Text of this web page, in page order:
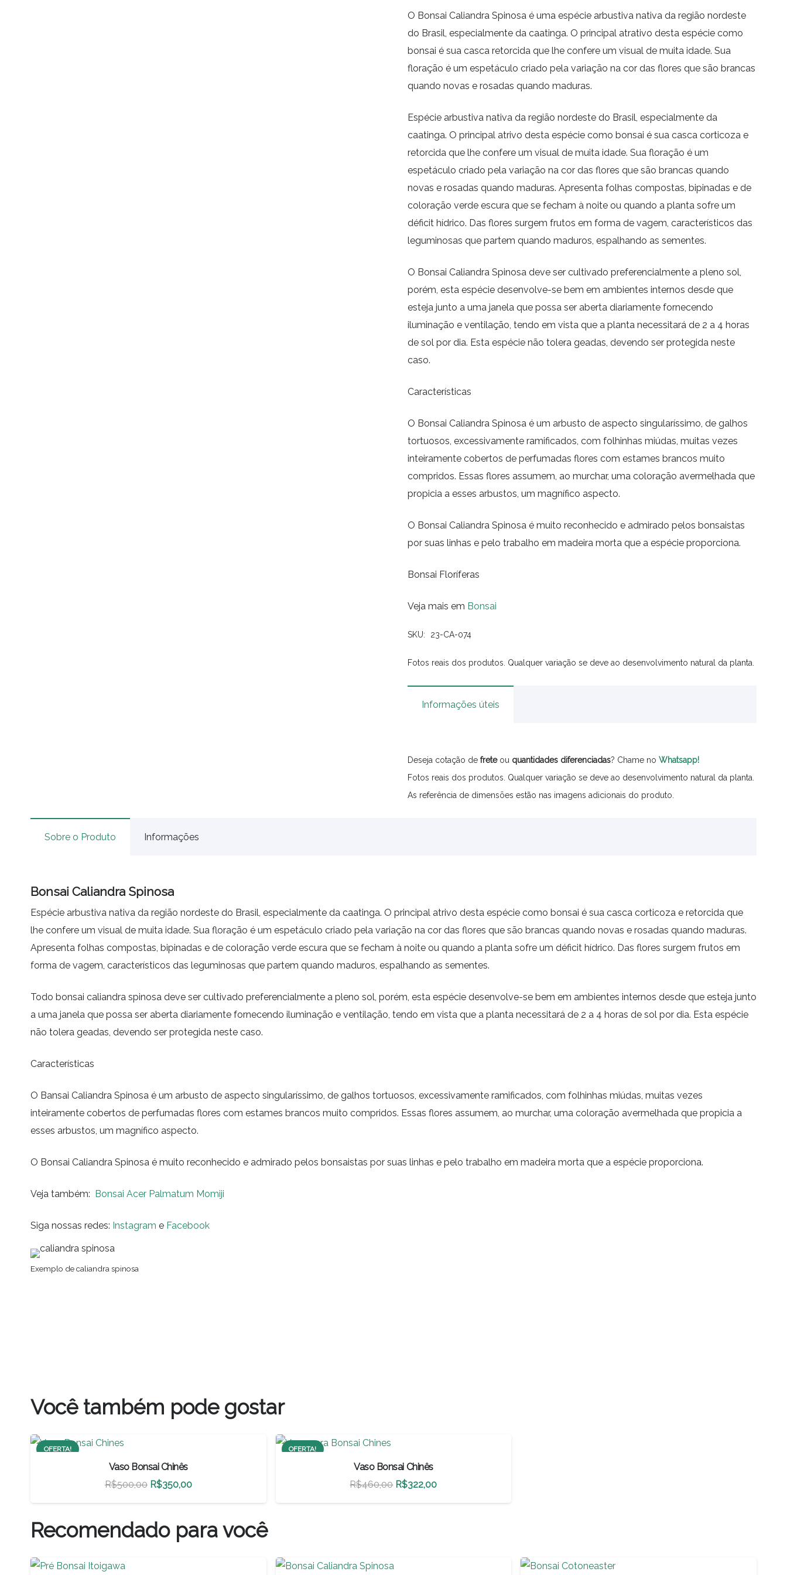
O Bonsai Caliandra Spinosa é uma espécie arbustiva nativa da região nordeste
do Brasil, especialmente da caatinga. O principal atrativo desta espécie como
bonsai é sua casca retorcida que lhe confere um visual de muita idade. Sua
floração é um espetáculo criado pela variação na cor das flores que são brancas
quando novas e rosadas quando maduras.
Espécie arbustiva nativa da região nordeste do Brasil, especialmente da
caatinga. O principal atrivo desta espécie como bonsai é sua casca corticoza e
retorcida que lhe confere um visual de muita idade. Sua floração é um
espetáculo criado pela variação na cor das flores que são brancas quando
novas e rosadas quando maduras. Apresenta folhas compostas, bipinadas e de
coloração verde escura que se fecham à noite ou quando a planta sofre um
déficit hídrico. Das flores surgem frutos em forma de vagem, característicos das
leguminosas que partem quando maduros, espalhando as sementes.
O Bonsai Caliandra Spinosa deve ser cultivado preferencialmente a pleno sol,
porém, esta espécie desenvolve-se bem em ambientes internos desde que
esteja junto a uma janela que possa ser aberta diariamente fornecendo
iluminação e ventilação, tendo em vista que a planta necessitará de 2 a 4 horas
de sol por dia. Esta espécie não tolera geadas, devendo ser protegida neste
caso.
Características
O Bonsai Caliandra Spinosa é um arbusto de aspecto singularíssimo, de galhos
tortuosos, excessivamente ramificados, com folhinhas miúdas, muitas vezes
inteiramente cobertos de perfumadas flores com estames brancos muito
compridos. Essas flores assumem, ao murchar, uma coloração avermelhada que
propicia a esses arbustos, um magnífico aspecto.
O Bonsai Caliandra Spinosa é muito reconhecido e admirado pelos bonsaistas
por suas linhas e pelo trabalho em madeira morta que a espécie proporciona.
Bonsai Floríferas
Veja mais em Bonsai
SKU: 23-CA-074
Fotos reais dos produtos. Qualquer variação se deve ao desenvolvimento natural da planta.
Informações úteis
Deseja cotação de freteou quantidades diferenciadas? Chame no Whatsapp!
Fotos reais dos produtos. Qualquer variação se deve ao desenvolvimento natural da planta.
As referência de dimensões estão nas imagens adicionais do produto.
Sobre o Produto Informações
Bonsai Caliandra Spinosa
Espécie arbustiva nativa da região nordeste do Brasil, especialmente da caatinga. O principal atrivo desta espécie como bonsai é sua casca corticoza e retorcida que
lhe confere um visual de muita idade. Sua floração é um espetáculo criado pela variação na cor das flores que são brancas quando novas e rosadas quando maduras.
Apresenta folhas compostas, bipinadas e de coloração verde escura que se fecham à noite ou quando a planta sofre um déficit hídrico. Das flores surgem frutos em
forma de vagem, característicos das leguminosas que partem quando maduros, espalhando as sementes.
Todo bonsai caliandra spinosa deve ser cultivado preferencialmente a pleno sol, porém, esta espécie desenvolve-se bem em ambientes internos desde que esteja junto
a uma janela que possa ser aberta diariamente fornecendo iluminação e ventilação, tendo em vista que a planta necessitará de 2 a 4 horas de sol por dia. Esta espécie
não tolera geadas, devendo ser protegida neste caso.
Características
O Bansai Caliandra Spinosa é um arbusto de aspecto singularíssimo, de galhos tortuosos, excessivamente ramificados, com folhinhas miúdas, muitas vezes
inteiramente cobertos de perfumadas flores com estames brancos muito compridos. Essas flores assumem, ao murchar, uma coloração avermelhada que propicia a
esses arbustos, um magnífico aspecto.
O Bonsai Caliandra Spinosa é muito reconhecido e admirado pelos bonsaistas por suas linhas e pelo trabalho em madeira morta que a espécie proporciona.
Veja também: Bonsai Acer Palmatum Momiji
Siga nossas redes: Instagram e Facebook
Exemplo de caliandra spinosa
Você também pode gostar
OFERTA!
Vaso Bonsai Chinês
R$500,00 O
preço
original
era:
R$350,00O
preço
é:
OFERTA!
Vaso Bonsai Chinês
R$460,00 O
preço
R$322,00O
preço
Recomendado para você